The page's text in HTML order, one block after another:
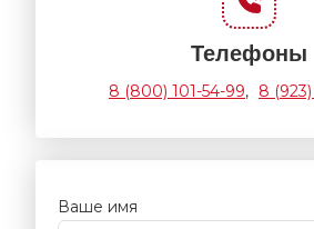
Телефоны
8 (800) 101-54-99, 8
Ваше имя